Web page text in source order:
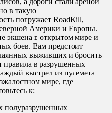
а дороги стали ареной
в такую
погружает RoadKill,
Америки и Европы.
экшена в открытом мире и
боев. Вам предстоит
выживших и бросить
правила в разрушенных
выстрел из пулемета —
мире, где
к:
полуразрушенных